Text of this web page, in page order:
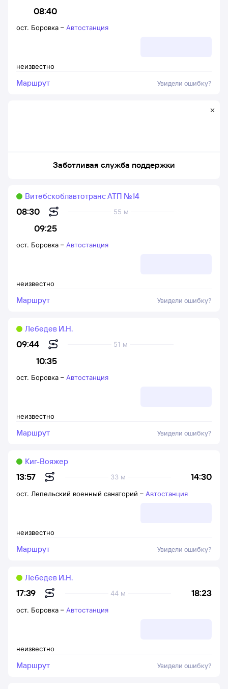
08:40
неизвестно
ост. Боровка – Автостанция
Маршрут Увидели ошибку?
Заботливая служба поддержки
08:30
09:25
55 м
Витебскоблавтотранс АТП №14
неизвестно
ост. Боровка – Автостанция
Маршрут Увидели ошибку?
09:44
10:35
51 м
Лебедев И.Н.
неизвестно
ост. Боровка – Автостанция
Маршрут Увидели ошибку?
13:57 14:30
33 м
Киг-Вояжер
неизвестно
ост. Лепельский военный санаторий – Автостанция
Маршрут Увидели ошибку?
17:39 18:23
44 м
Лебедев И.Н.
неизвестно
ост. Боровка – Автостанция
Маршрут Увидели ошибку?